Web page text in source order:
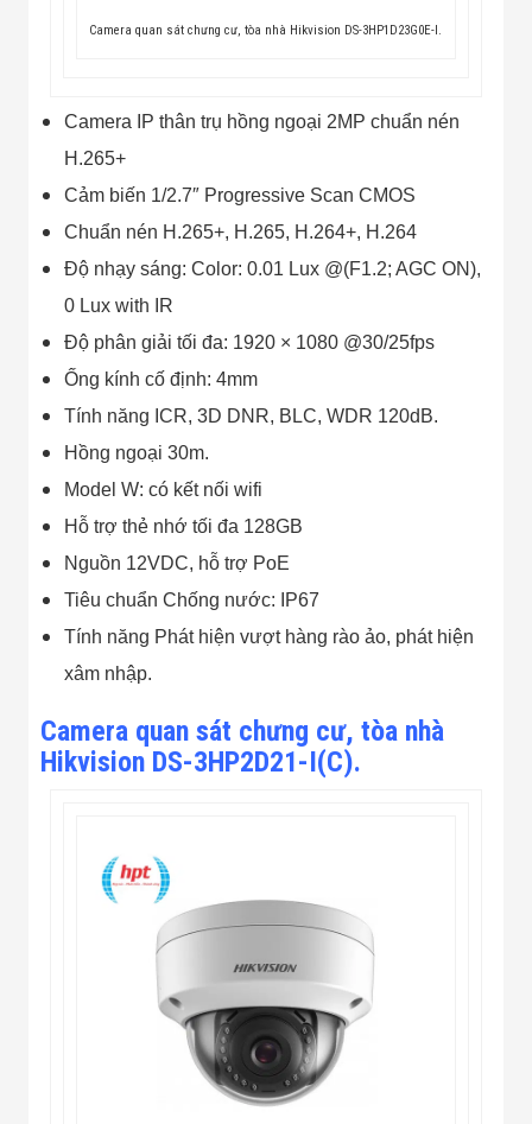
Camera quan sát chưng cư, tòa nhà Hikvision DS-3HP1D23G0E-I.
Camera IP thân trụ hồng ngoại 2MP chuẩn nén
H.265+
Cảm biến 1/2.7″ Progressive Scan CMOS
Chuẩn nén H.265+, H.265, H.264+, H.264
Độ nhạy sáng: Color: 0.01 Lux @(F1.2; AGC ON),
0 Lux with IR
Độ phân giải tối đa: 1920 × 1080 @30/25fps
Ống kính cố định: 4mm
Tính năng ICR, 3D DNR, BLC, WDR 120dB.
Hồng ngoại 30m.
Model W: có kết nối wifi
Hỗ trợ thẻ nhớ tối đa 128GB
Nguồn 12VDC, hỗ trợ PoE
Tiêu chuẩn Chống nước: IP67
Tính năng Phát hiện vượt hàng rào ảo, phát hiện
xâm nhập.
Camera quan sát chưng cư, tòa nhà
Hikvision DS-3HP2D21-I(C).